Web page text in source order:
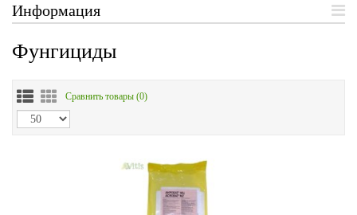
Информация
Фунгициды
Сравнить товары (0)